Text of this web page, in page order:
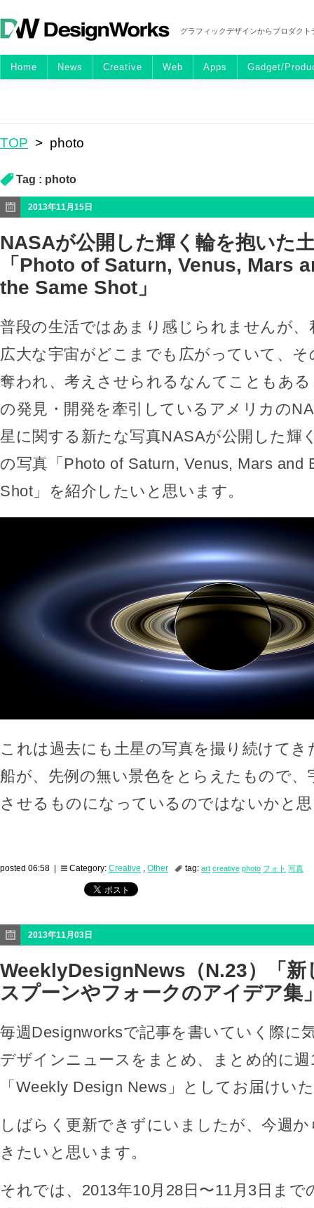
グラフィックデザインからプロダク
Home News Creative Web Apps Gadget/
TOP > photo
Tag : photo
2013年11月15日
NASAが公開した輝く輪を抱いた
「Photo of Saturn, Venus, Mars
the Same Shot」
普段の生活ではあまり感じられませんが
広大な宇宙がどこまでも広がっていて、
奪われ、考えさせられるなんてこともあ
の発見・開発を牽引しているアメリカの
星に関する新たな写真NASAが公開した輝
の写真「Photo of Saturn, Venus, Mars and
Shot」を紹介したいと思います。
これは過去にも土星の写真を撮り続けてき
船が、先例の無い景色をとらえたもので、
させるものになっているのではないかと
posted 06:58 | Category: Creative , Other tag: art creative photo フォト 写真
2013年11月03日
WeeklyDesignNews（N.23）「新
スプーンやフォークのアイデア集
毎週Designworksで記事を書いていく際に
デザインニュースをまとめ、まとめ的に週
「Weekly Design News」としてお届けい
しばらく更新できずにいましたが、今週
きたいと思います。
それでは、2013年10月28日〜11月3日まで